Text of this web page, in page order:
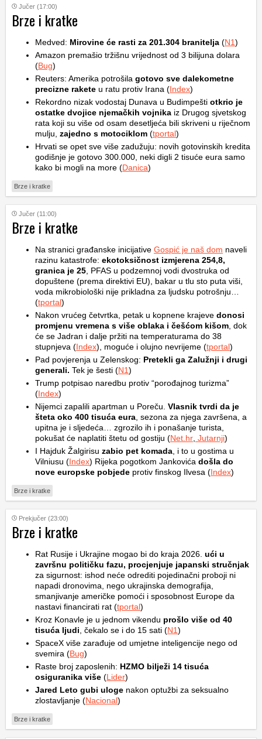
Jučer (17:00)
Brze i kratke
Medved: Mirovine će rasti za 201.304 branitelja (N1)
Amazon premašio tržišnu vrijednost od 3 bilijuna dolara
(Bug)
Reuters: Amerika potrošila gotovo sve dalekometne
precizne rakete u ratu protiv Irana (Index)
Rekordno nizak vodostaj Dunava u Budimpešti otkrio je
ostatke dvojice njemačkih vojnika iz Drugog sjvetskog
rata koji su više od osam desetljeća bili skriveni u riječnom
mulju, zajedno s motociklom (tportal)
Hrvati se opet sve više zadužuju: novih gotovinskih kredita
godišnje je gotovo 300.000, neki digli 2 tisuće eura samo
kako bi mogli na more (Danica)
Brze i kratke
Jučer (11:00)
Brze i kratke
Na stranici građanske inicijative Gospić je naš dom naveli
razinu katastrofe: ekotoksičnost izmjerena 254,8,
granica je 25 , PFAS u podzemnoj vodi dvostruka od
dopuštene (prema direktivi EU), bakar u tlu sto puta viši,
voda mikrobiološki nije prikladna za ljudsku potrošnju…
(tportal)
Nakon vrućeg četvrtka, petak u kopnene krajeve donosi
promjenu vremena s više oblaka i češćom kišom , dok
će se Jadran i dalje pržiti na temperaturama do 38
stupnjeva (Index), moguće i olujno nevrijeme (tportal)
Pad povjerenja u Zelenskog: Pretekli ga Zalužnji i drugi
generali. Tek je šesti (N1)
Trump potpisao naredbu protiv “porođajnog turizma”
(Index)
Nijemci zapalili apartman u Poreču. Vlasnik tvrdi da je
šteta oko 400 tisuća eura , sezona za njega završena, a
upitna je i sljedeća… zgrozilo ih i ponašanje turista,
pokušat će naplatiti štetu od gostiju (Net.hr Jutarnji)
I Hajduk Žalgirisu zabio pet komada , i to u gostima u
Vilniusu (Index) Rijeka pogotkom Jankovića došla do
nove europske pobjede protiv finskog Ilvesa (Index)
Brze i kratke
Prekjučer (23:00)
Brze i kratke
Rat Rusije i Ukrajine mogao bi do kraja 2026. ući u
završnu političku fazu, procjenjuje japanski stručnjak
za sigurnost: ishod neće odrediti pojedinačni proboji ni
napadi dronovima, nego ukrajinska demografija,
smanjivanje američke pomoći i sposobnost Europe da
nastavi financirati rat (tportal)
Kroz Konavle je u jednom vikendu prošlo više od 40
tisuća ljudi , čekalo se i do 15 sati (N1)
SpaceX više zarađuje od umjetne inteligencije nego od
svemira (Bug)
Raste broj zaposlenih: HZMO bilježi 14 tisuća
osiguranika više (Lider)
Jared Leto gubi uloge nakon optužbi za seksualno
zlostavljanje (Nacional)
Brze i kratke